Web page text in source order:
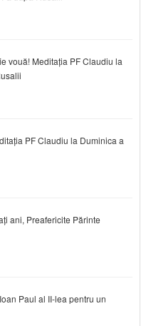
vouă! Meditația PF Claudiu la
PF Claudiu la Duminica a
ani, Preafericite Părinte
Paul al II-lea pentru un